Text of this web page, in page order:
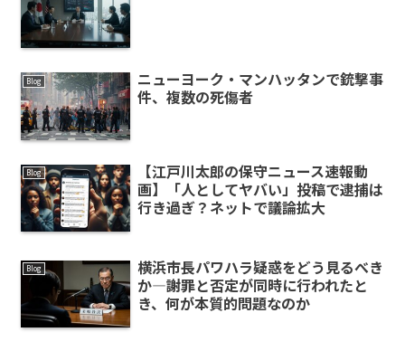
Blog
ニューヨーク・マンハッタンで銃撃事
件、複数の死傷者
Blog
【江戸川太郎の保守ニュース速報動
画】「人としてヤバい」投稿で逮捕は
行き過ぎ？ネットで議論拡大
Blog
横浜市長パワハラ疑惑をどう見るべき
か―謝罪と否定が同時に行われたと
き、何が本質的問題なのか